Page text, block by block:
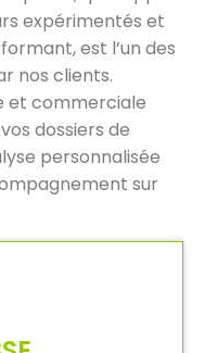
expérimentés et
est l’un des
nos clients.
et commerciale
dossiers de
personnalisée
sur